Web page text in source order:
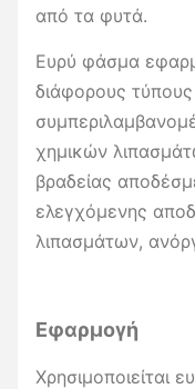
από τα φυτά.
Ευρύ φάσμα
διάφορους
χημικών
βραδείας
ελεγχόμενης
λιπασμάτων,
Εφαρμογή
Χρησιμοποιείται